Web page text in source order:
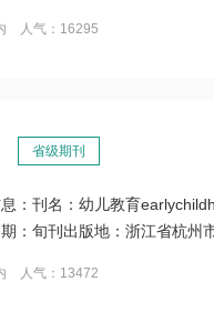
人气：16295
省级期刊
：刊名：幼儿教育
：旬刊出版地：浙江省杭
人气：13472